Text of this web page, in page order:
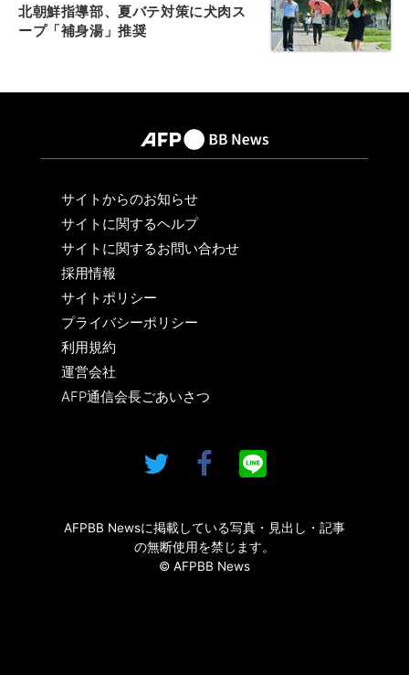
北朝鮮指導部、夏バテ対策に犬肉ス
ープ「補身湯」推奨
サイトからのお知らせ
サイトに関するヘルプ
サイトに関するお問い合わせ
採用情報
サイトポリシー
プライバシーポリシー
利用規約
運営会社
AFP通信会長ごあいさつ
AFPBB Newsに掲載している写真・見出し・記事
の無断使用を禁じます。
© AFPBB News